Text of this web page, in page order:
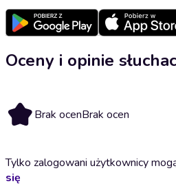
Oceny i opinie
Brak ocenBrak ocen
Tylko zalogowani użytkownicy
się